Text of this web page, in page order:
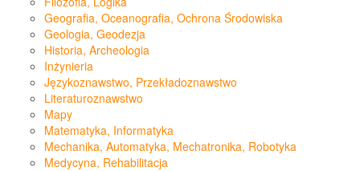
Geografia, Oceanografia, Ochrona Środowiska
Geologia, Geodezja
Historia, Archeologia
Inżynieria
Językoznawstwo, Przekładoznawstwo
Literaturoznawstwo
Mapy
Matematyka, Informatyka
Mechanika, Automatyka, Mechatronika, Robotyka
Medycyna, Rehabilitacja